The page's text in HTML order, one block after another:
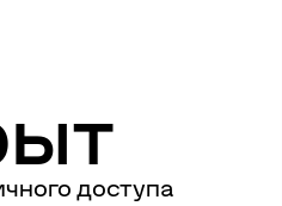
доступа